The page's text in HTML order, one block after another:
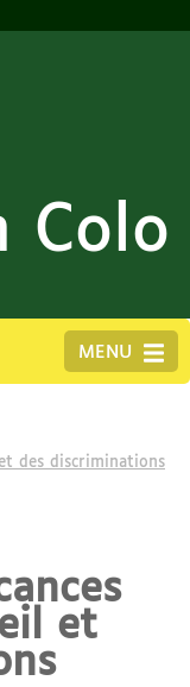
Colo
MENU
des discriminations
et